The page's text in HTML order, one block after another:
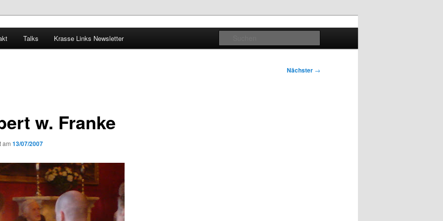
Talks Krasse Links Newsletter
Nächster →
w. Franke
am 13/07/2007